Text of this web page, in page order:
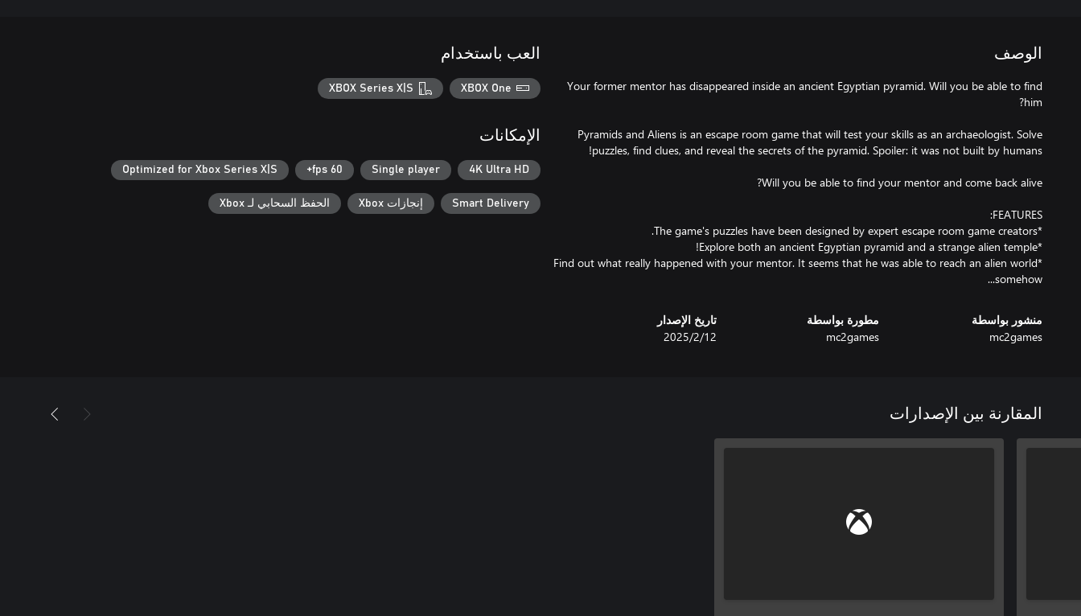
الوصف
Your former mentor has disappeared inside an ancient Egyptian pyramid. Will you be able to find
Pyramids and Aliens is an escape room game that will test your skills as an archaeologist. Solve
*Find out what really happened with your mentor. It seems that he was able to reach an alien world
somehow...
منشور بواسطة
mc2games
مطورة بواسطة
mc2games
تاريخ الإصدار
12‏/2‏/2025
العب باستخدام
XBOX One
XBOX Series X|S
الإمكانات
4K Ultra HD
Single player
60 fps+
Optimized for Xbox Series X|S
Smart Delivery إنجازات Xbox الحفظ السحابي لـ Xbox
المقارنة بين الإصدارات